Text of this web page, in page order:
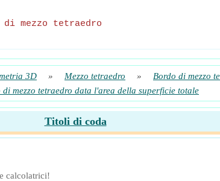
di mezzo tetraedro
3D » Mezzo tetraedro » Bordo di mezzo
di mezzo tetraedro data l'area della superficie totale
Titoli di coda
calcolatrici!